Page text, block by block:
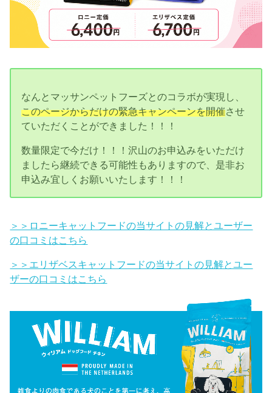
なんとマッサンペットフーズとのコラボが実現し、
このページからだけの緊急キャンペーンを開催させ
ていただくことができました！！！
数量限定で今だけ！！！沢山のお申込みをいただけ
ましたら継続できる可能性もありますので、是非お
申込み宜しくお願いいたします！！！
＞＞ロニーキャットフードの当サイトの見解とユーザー
の口コミはこちら
＞＞エリザベスキャットフードの当サイトの見解とユー
ザーの口コミはこちら